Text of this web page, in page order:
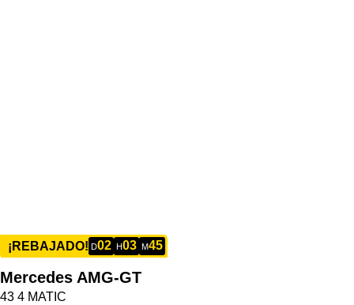
¡REBAJADO! D02 H03 M45
Mercedes AMG-GT
43 4 MATIC